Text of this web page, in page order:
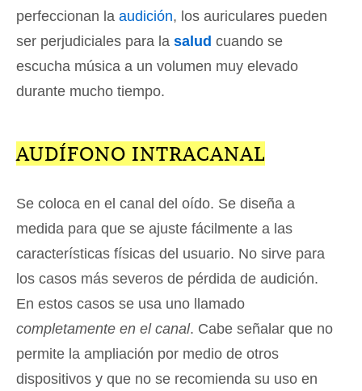
perfeccionan la audición, los auriculares pueden
ser perjudiciales para la salud cuando se
escucha música a un volumen muy elevado
durante mucho tiempo.
AUDÍFONO INTRACANAL
Se coloca en el canal del oído. Se diseña a
medida para que se ajuste fácilmente a las
características físicas del usuario. No sirve para
los casos más severos de pérdida de audición.
En estos casos se usa uno llamado
completamente en el canal. Cabe señalar que no
permite la ampliación por medio de otros
dispositivos y que no se recomienda su uso en